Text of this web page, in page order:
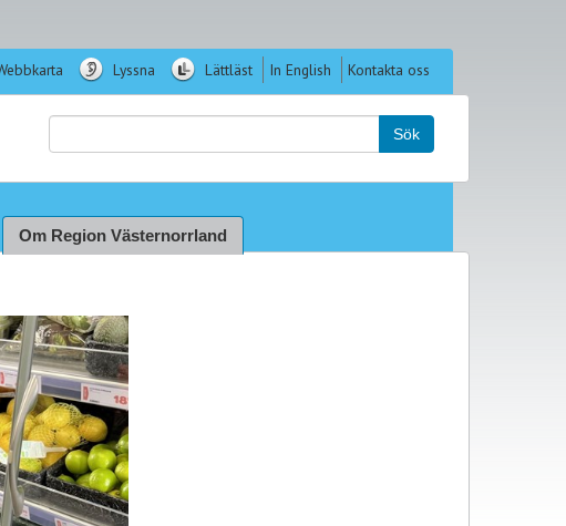
Lyssna Lättläst In English Kontakta oss
Sök
Om Region Västernorrland